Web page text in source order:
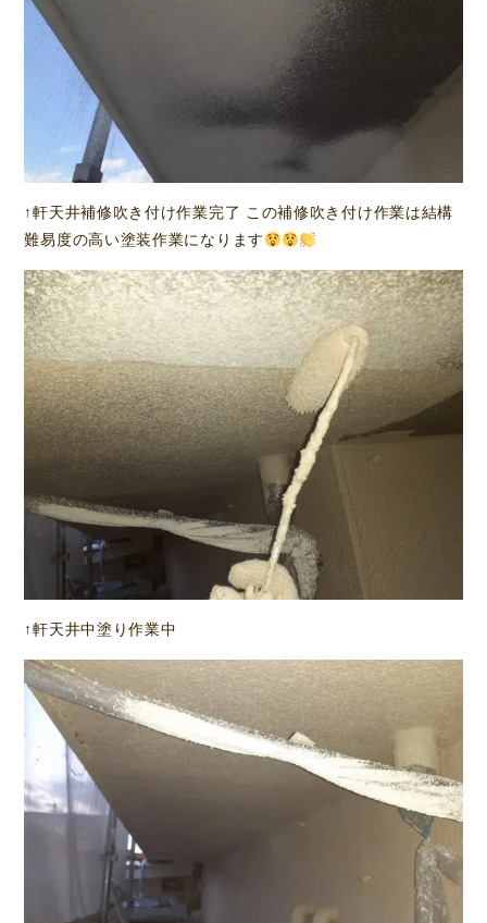
↑軒天井補修吹き付け作業完了 この補修吹き付け作業は結構
難易度の高い塗装作業になります
↑軒天井中塗り作業中